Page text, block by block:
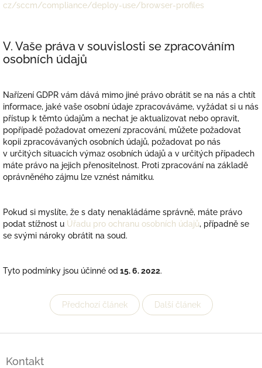
cz/sccm/compliance/deploy-use/browser-profiles
V. Vaše práva v souvislosti se zpracováním
osobních údajů
Nařízení GDPR vám dává mimo jiné právo obrátit se na nás a chtít
informace, jaké vaše osobní údaje zpracováváme, vyžádat si u nás
přístup k těmto údajům a nechat je aktualizovat nebo opravit,
popřípadě požadovat omezení zpracování, můžete požadovat
kopii zpracovávaných osobních údajů, požadovat po nás
v určitých situacích výmaz osobních údajů a v určitých případech
máte právo na jejich přenositelnost. Proti zpracování na základě
oprávněného zájmu lze vznést námitku.
Pokud si myslíte, že s daty nenakládáme správně, máte právo
podat stížnost u Úřadu pro ochranu osobních údajů, případně se
se svými nároky obrátit na soud.
Tyto podmínky jsou účinné od 15. 6. 2022.
Předchozí článek Další článek
Kontakt